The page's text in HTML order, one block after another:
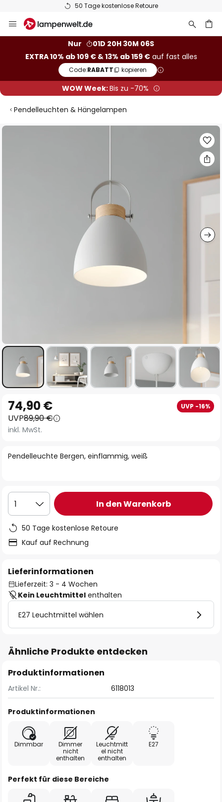
50 Tage kostenlose Retoure
Inhalt
Nur
01D 20H 30M 05S
EXTRA 10% ab 109 € & 13% ab 159 €auf fast alles
Code:RABATT kopieren
WOW Week:Bis zu -70%
Pendelleuchten & Hängelampen
Zum
Anfang
der
Bildgalerie
Pendelleuchte Bergen, einflammig, weiß
74,90 € UVP -16%
UVP89,90 €
inkl. MwSt.
1 In den Warenkorb
50 Tage kostenlose Retoure
Kauf auf Rechnung
Lieferinformationen
Lieferzeit: 3 - 4 Wochen
Kein Leuchtmittel enthalten
E27 Leuchtmittel wählen
Ähnliche Produkte entdecken
Produktinformationen
Artikel Nr.: 6118013
Produktinformationen
Dimmbar
Dimmer
nicht
enthalten
Leuchtmitt
el nicht
enthalten
E27
Perfekt für diese Bereiche